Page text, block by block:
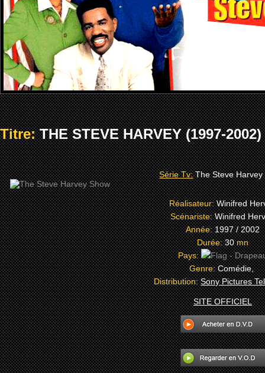
Titre:THE STEVE HARVEY (1997-2002)
Série Tv: The Steve Harvey
Réalisateur:Winifred
Scénariste:Winifred
Année:1997 / 2002
Durée:30mn
Pays:
Genre:Comédie,
Distribution:Sony Pictures
SITE OFFICIEL